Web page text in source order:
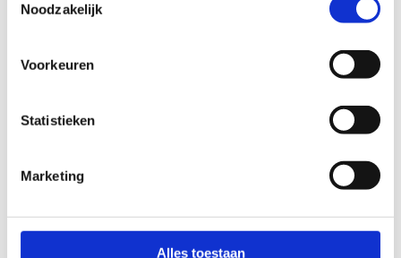
Noodzakelijk
Voorkeuren
Statistieken
Marketing
Alles toestaan
Voor een op maat gemaakt reisvoorstel, neem